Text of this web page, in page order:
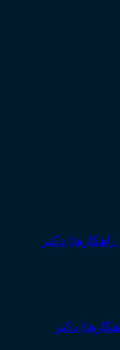
دکتر